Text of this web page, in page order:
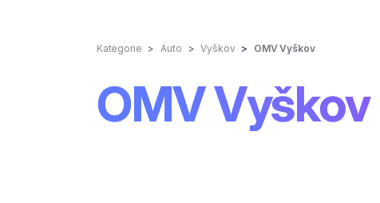
Kategorie Auto Vyškov OMV Vyškov
OMV Vyškov